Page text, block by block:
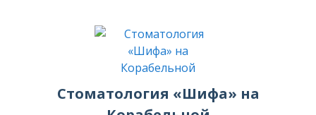
Стоматология «Шифа» на